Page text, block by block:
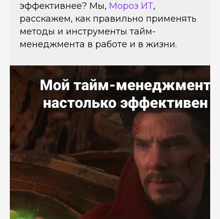
эффективнее? Мы, Мороз ИТ,
расскажем, как правильно применять
методы и инструменты тайм-
менеджмента в работе и в жизни.